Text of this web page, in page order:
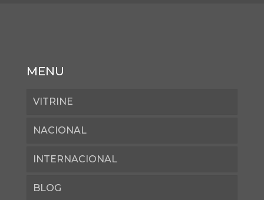
MENU
VITRINE
NACIONAL
INTERNACIONAL
BLOG